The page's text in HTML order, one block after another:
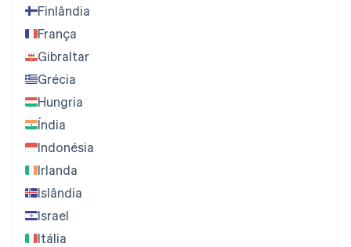
Finlândia
França
Gibraltar
Grécia
Hungria
Índia
Indonésia
Irlanda
Islândia
Israel
Itália